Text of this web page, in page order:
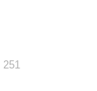
251